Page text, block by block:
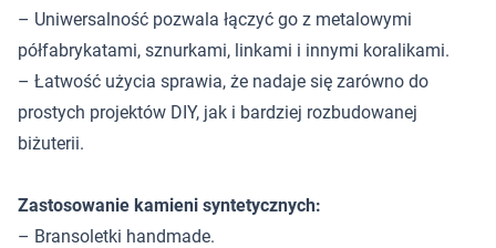
– Uniwersalność pozwala łączyć go z metalowymi
półfabrykatami, sznurkami, linkami i innymi koralikami.
– Łatwość użycia sprawia, że nadaje się zarówno do
prostych projektów DIY, jak i bardziej rozbudowanej
biżuterii.
Zastosowanie kamieni syntetycznych:
– Bransoletki handmade.